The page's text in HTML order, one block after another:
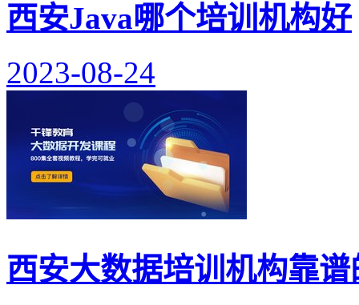
西安Java哪个培训机构好
2023-08-24
西安大数据培训机构靠